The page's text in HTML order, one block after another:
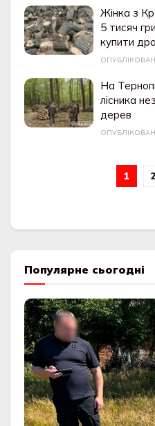
Жінка з
5 тисяч
купити
На
лісника
дерев
1 2
Популярне сьогодні